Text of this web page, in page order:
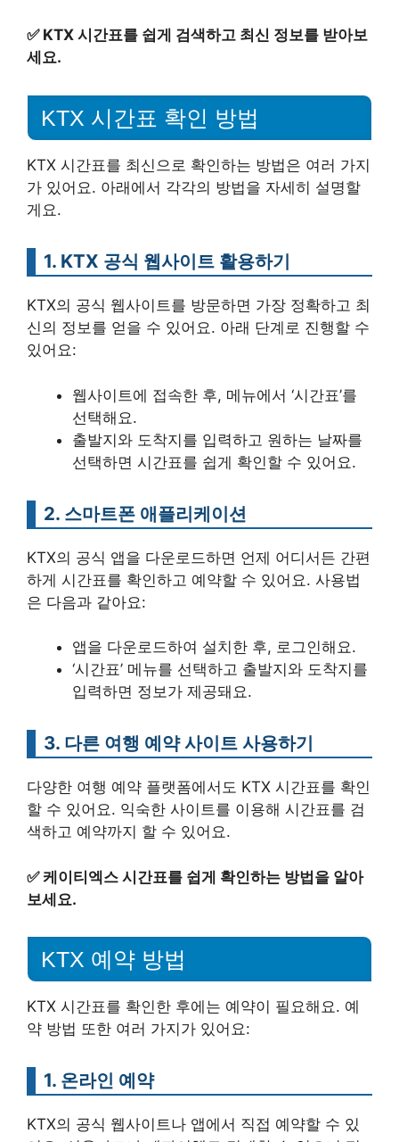
✅ KTX 시간표를 쉽게 검색하고 최신 정보를 받아보
세요.
KTX 시간표 확인 방법
KTX 시간표를 최신으로 확인하는 방법은 여러 가지
가 있어요. 아래에서 각각의 방법을 자세히 설명할
게요.
1. KTX 공식 웹사이트 활용하기
KTX의 공식 웹사이트를 방문하면 가장 정확하고 최
신의 정보를 얻을 수 있어요. 아래 단계로 진행할 수
있어요:
웹사이트에 접속한 후, 메뉴에서 ‘시간표’를
선택해요.
출발지와 도착지를 입력하고 원하는 날짜를
선택하면 시간표를 쉽게 확인할 수 있어요.
2. 스마트폰 애플리케이션
KTX의 공식 앱을 다운로드하면 언제 어디서든 간편
하게 시간표를 확인하고 예약할 수 있어요. 사용법
은 다음과 같아요:
앱을 다운로드하여 설치한 후, 로그인해요.
‘시간표’ 메뉴를 선택하고 출발지와 도착지를
입력하면 정보가 제공돼요.
3. 다른 여행 예약 사이트 사용하기
다양한 여행 예약 플랫폼에서도 KTX 시간표를 확인
할 수 있어요. 익숙한 사이트를 이용해 시간표를 검
색하고 예약까지 할 수 있어요.
✅케이티엑스 시간표를 쉽게 확인하는 방법을 알아
보세요.
KTX 예약 방법
KTX 시간표를 확인한 후에는 예약이 필요해요. 예
약 방법 또한 여러 가지가 있어요:
1. 온라인 예약
KTX의 공식 웹사이트나 앱에서 직접 예약할 수 있